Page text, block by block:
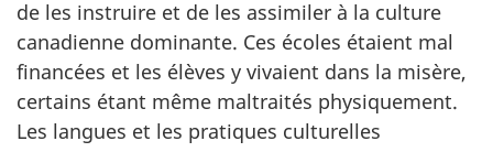
de les instruire et de les assimiler à la culture
canadienne dominante. Ces écoles étaient mal
financées et les élèves y vivaient dans la misère,
certains étant même maltraités physiquement.
Les langues et les pratiques culturelles